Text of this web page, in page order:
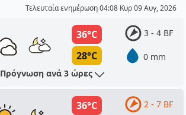
Τελευταία ενημέρωση 04:08 Κυρ 09 Αυγ, 2026
36°C
28°C
3 - 4 BF
0 mm
Πρόγνωση ανά 3 ώρες
36°C
2 - 7 BF